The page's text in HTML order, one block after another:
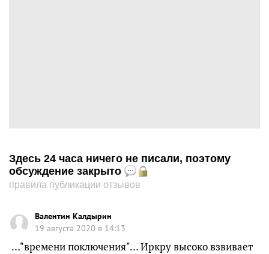
Здесь 24 часа ничего не писали, поэтому
обсуждение закрыто
правила публикации отзывов
Валентин Калдырин
19 августа 2020 в 14:13
…"времени поключения"… Иркру высоко взвивает